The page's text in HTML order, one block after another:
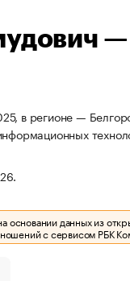
в регионе —
данных из
с сервисом РБК